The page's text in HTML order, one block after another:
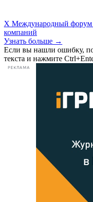
X Международный форум
компаний
Узнать больше →
Если вы нашли ошибку,
текста и нажмите
РЕКЛАМА